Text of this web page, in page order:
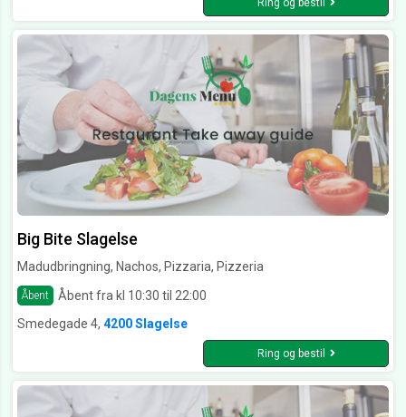
Ring og bestil
Big Bite Slagelse
Madudbringning, Nachos, Pizzaria, Pizzeria
Åbent
Åbent fra kl 10:30 til 22:00
Smedegade 4, 4200 Slagelse
Ring og bestil